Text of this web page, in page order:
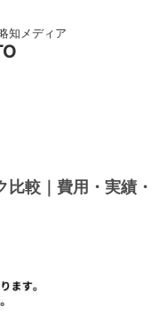
知メディア
較｜費用・実績・